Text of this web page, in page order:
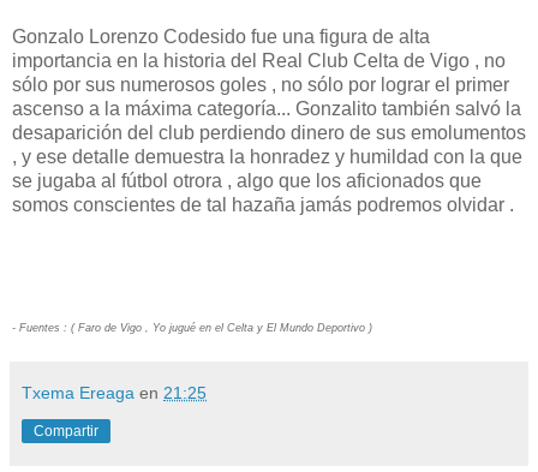
Gonzalo Lorenzo Codesido fue una figura de alta
importancia en la historia del Real Club Celta de Vigo , no
sólo por sus numerosos goles , no sólo por lograr el primer
ascenso a la máxima categoría... Gonzalito también salvó la
desaparición del club perdiendo dinero de sus emolumentos
, y ese detalle demuestra la honradez y humildad con la que
se jugaba al fútbol otrora , algo que los aficionados que
somos conscientes de tal hazaña jamás podremos olvidar .
- Fuentes : ( Faro de Vigo , Yo jugué en el Celta y El Mundo Deportivo )
Txema Ereaga en 21:25
Compartir